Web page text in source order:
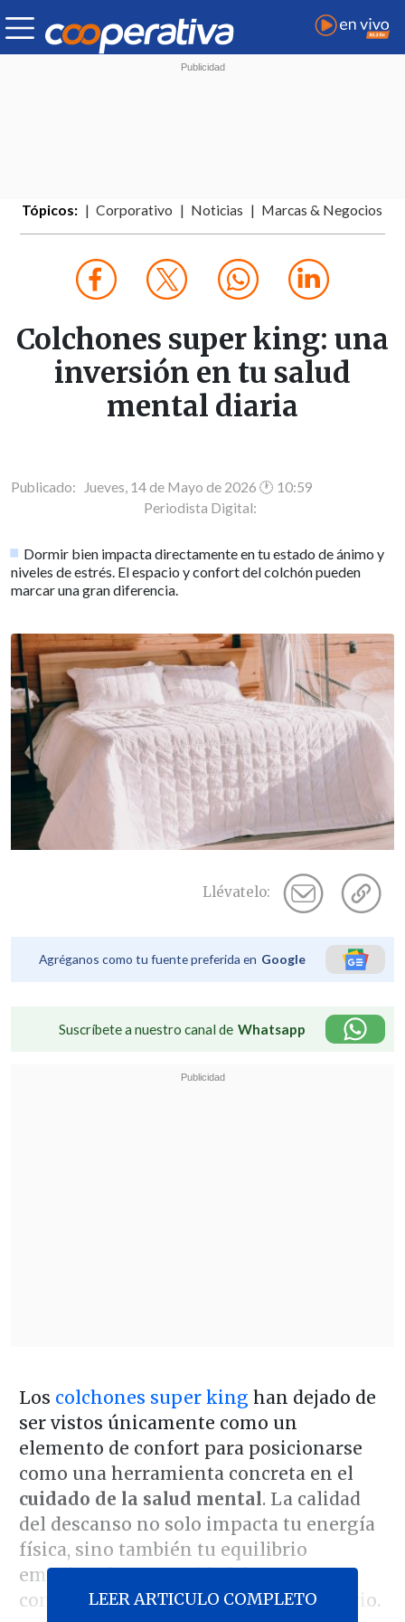
Tópicos: Corporativo Noticias Marcas & Negocios
Colchones super king: una
inversión en tu salud
mental diaria
Publicado: Jueves, 14 de Mayo de 2026 🕐 10:59
Periodista Digital:
Dormir bien impacta directamente en tu estado de ánimo y
niveles de estrés. El espacio y confort del colchón pueden
marcar una gran diferencia.
Llévatelo:
Agréganos como tu fuente preferida en Google
Suscríbete a nuestro canal de Whatsapp
Los colchones super king han dejado de
ser vistos únicamente como un
elemento de confort para posicionarse
como una herramienta concreta en el
cuidado de la salud mental. La calidad
del descanso no solo impacta tu energía
física, sino también tu equilibrio
emocional, tu capacidad de
concentración y tu nivel de estrés diario.
LEER ARTICULO COMPLETO